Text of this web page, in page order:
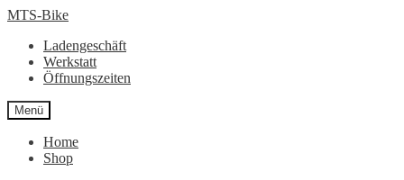
Zur
springen
Zum
springen
MTS-Bike
Ladengeschäft
Werkstatt
Öffnungszeiten
Menü
Home
Shop